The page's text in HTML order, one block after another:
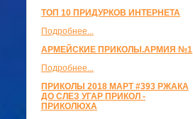
ТОП 10 ПРИДУРКОВ ИНТЕРНЕТА
Подробнее...
АРМЕЙСКИЕ ПРИКОЛЫ.АРМИЯ №1
Подробнее...
ПРИКОЛЫ 2018 МАРТ #393 РЖАКА
ДО СЛЕЗ УГАР ПРИКОЛ -
ПРИКОЛЮХА